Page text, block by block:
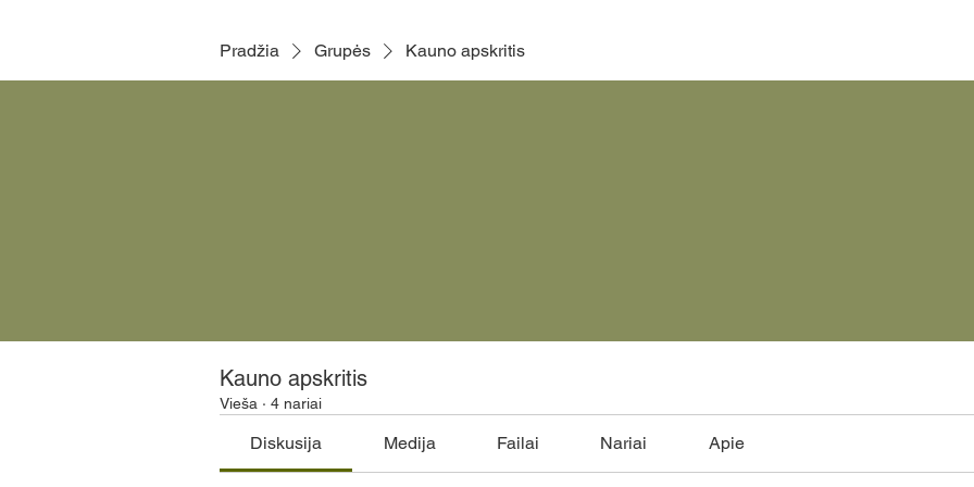
Pradžia Grupės Kauno apskritis
Kauno apskritis
Vieša · 4 nariai
Diskusija Medija Failai Nariai Apie